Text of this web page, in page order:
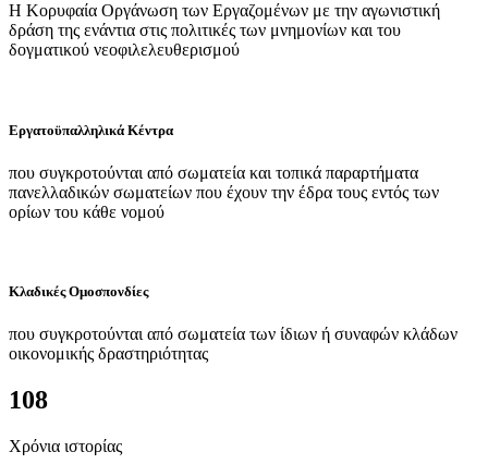
Η Κορυφαία Οργάνωση των Εργαζομένων με την αγωνιστική
δράση της ενάντια στις πολιτικές των μνημονίων και του
δογματικού νεοφιλελευθερισμού
Εργατοϋπαλληλικά Κέντρα
που συγκροτούνται από σωματεία και τοπικά παραρτήματα
πανελλαδικών σωματείων που έχουν την έδρα τους εντός των
ορίων του κάθε νομού
Κλαδικές Ομοσπονδίες
που συγκροτούνται από σωματεία των ίδιων ή συναφών κλάδων
οικονομικής δραστηριότητας
108
Χρόνια ιστορίας